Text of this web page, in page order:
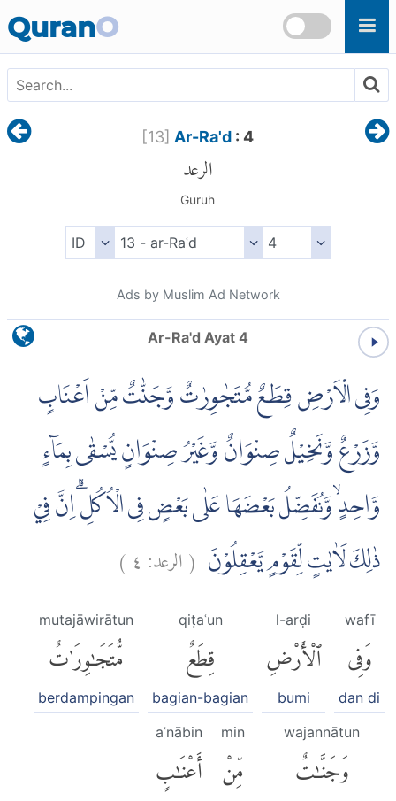
QuranO
[13] Ar-Ra'd : 4
الرعد
Guruh
Ads by Muslim Ad Network
Ar-Ra'd Ayat 4
وَفِى الْاَرْضِ قِطَعٌ مُّتَجٰوِرٰتٌ وَّجَنّٰتٌ مِّنْ اَعْنَابٍ
وَّزَرْعٌ وَّنَخِيْلٌ صِنْوَانٌ وَّغَيْرُ صِنْوَانٍ يُّسْقٰى بِمَاۤءٍ
وَّاحِدٍۙ وَّنُفَضِّلُ بَعْضَهَا عَلٰى بَعْضٍ فِى الْاُكُلِۗ اِنَّ فِيْ
ذٰلِكَ لَاٰيٰتٍ لِّقَوْمٍ يَّعْقِلُوْنَ (الرعد: ٤)
wafī
وَفِى
dan di
l-arḍi
ٱلْأَرْضِ
bumi
qiṭaʿun
قِطَعٌ
bagian-bagian
mutajāwirātun
مُّتَجَٰوِرَٰتٌ
berdampingan
wajannātun
وَجَنَّٰتٌ
min
مِّنْ
aʿnābin
أَعْنَٰبٍ